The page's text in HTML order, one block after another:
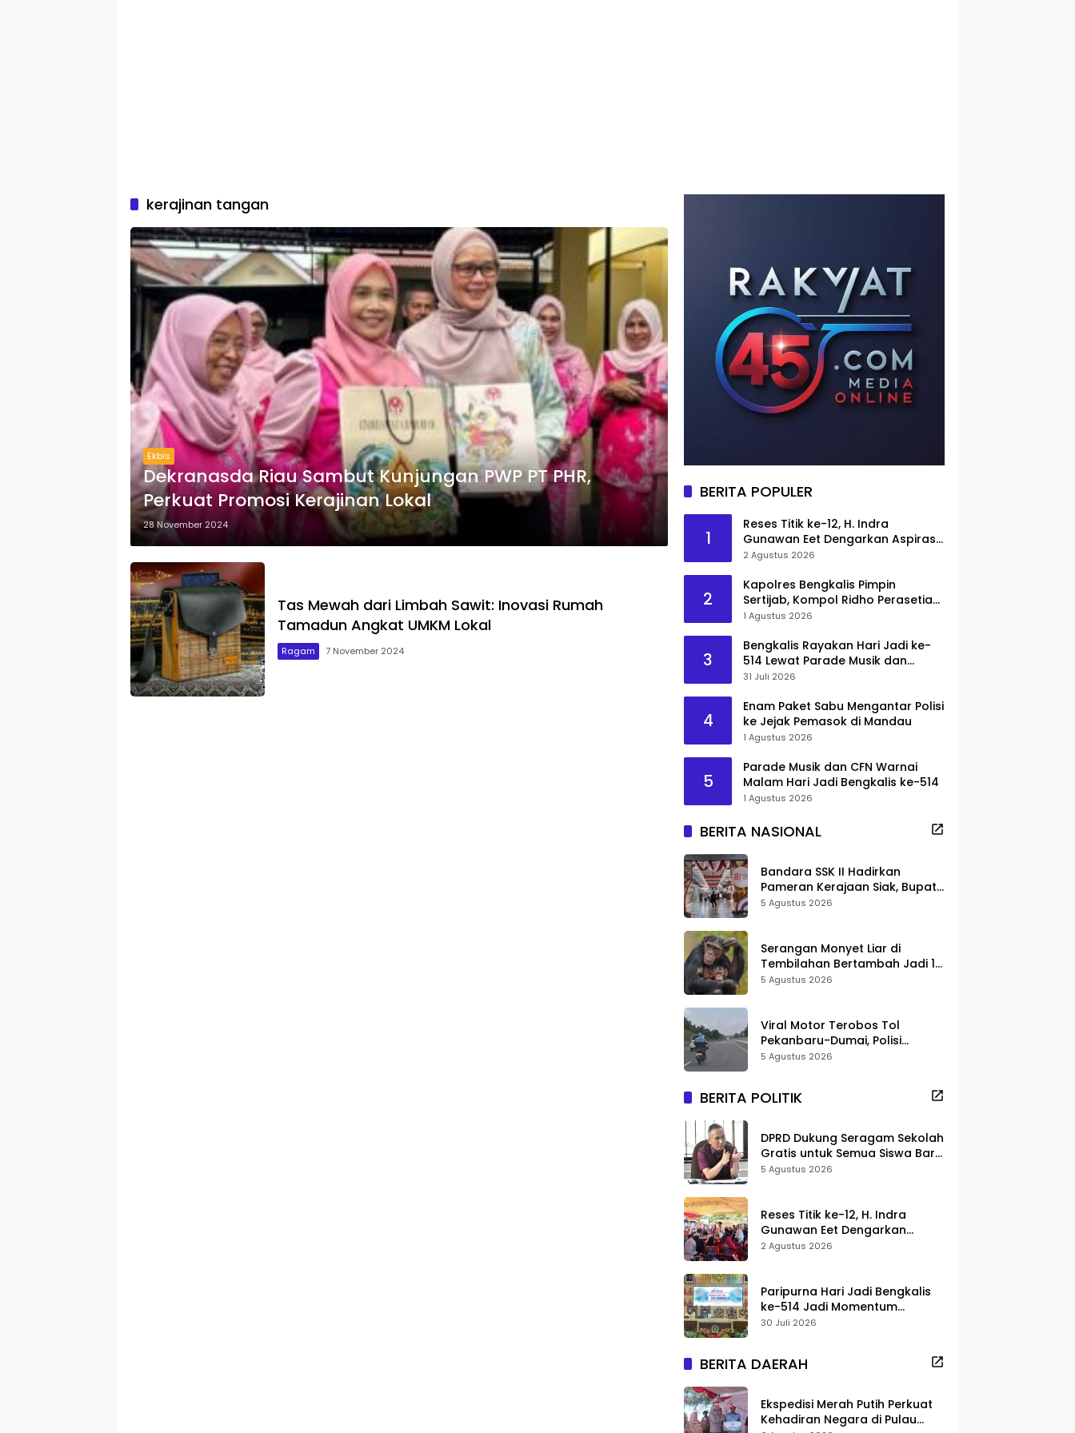
kerajinan tangan
Ekbis
Dekranasda Riau Sambut Kunjungan PWP PT PHR,
Perkuat Promosi Kerajinan Lokal
28 November 2024
Tas Mewah dari Limbah Sawit: Inovasi Rumah
Tamadun Angkat UMKM Lokal
Ragam 7 November 2024
BERITA POPULER
1
Reses Titik ke-12, H. Indra
Gunawan Eet Dengarkan Aspirasi
Senggoro
2 Agustus 2026
2
Kapolres Bengkalis Pimpin
Sertijab, Kompol Ridho Perasetia
Jadi Wakapolres
1 Agustus 2026
3
Bengkalis Rayakan Hari Jadi ke-
514 Lewat Parade Musik dan
Pameran Kuliner
31 Juli 2026
4
Enam Paket Sabu Mengantar Polisi
ke Jejak Pemasok di Mandau
1 Agustus 2026
5
Parade Musik dan CFN Warnai
Malam Hari Jadi Bengkalis ke-514
1 Agustus 2026
BERITA NASIONAL
Bandara SSK II Hadirkan
Pameran Kerajaan Siak, Bupati
Afni: Jadi Ruang Edukasi
5 Agustus 2026
Serangan Monyet Liar di
Tembilahan Bertambah Jadi 16
Korban, DPKP Bantah Video
5 Agustus 2026
Viral Motor Terobos Tol
Pekanbaru-Dumai, Polisi
Ungkap Pengendara Alami
5 Agustus 2026
BERITA POLITIK
DPRD Dukung Seragam Sekolah
Gratis untuk Semua Siswa Baru,
Minta Rehab Sekolah Jangan
5 Agustus 2026
Reses Titik ke-12, H. Indra
Gunawan Eet Dengarkan
Aspirasi Senggoro
2 Agustus 2026
Paripurna Hari Jadi Bengkalis
ke-514 Jadi Momentum
Perkuat Persatuan dan
30 Juli 2026
BERITA DAERAH
Ekspedisi Merah Putih Perkuat
Kehadiran Negara di Pulau